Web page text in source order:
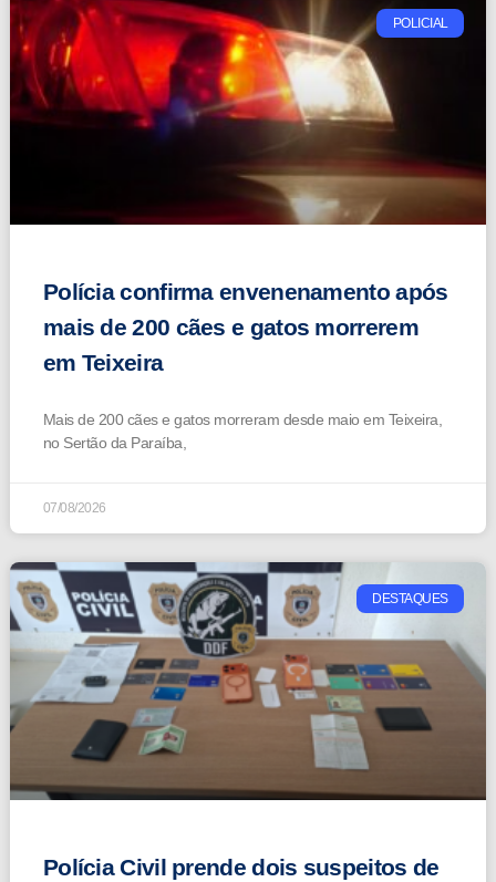
POLICIAL
Polícia confirma envenenamento após
mais de 200 cães e gatos morrerem
em Teixeira
Mais de 200 cães e gatos morreram desde maio em Teixeira,
no Sertão da Paraíba,
07/08/2026
DESTAQUES
Polícia Civil prende dois suspeitos de